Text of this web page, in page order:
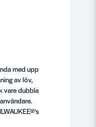
med upp
av löv,
vare dubbla